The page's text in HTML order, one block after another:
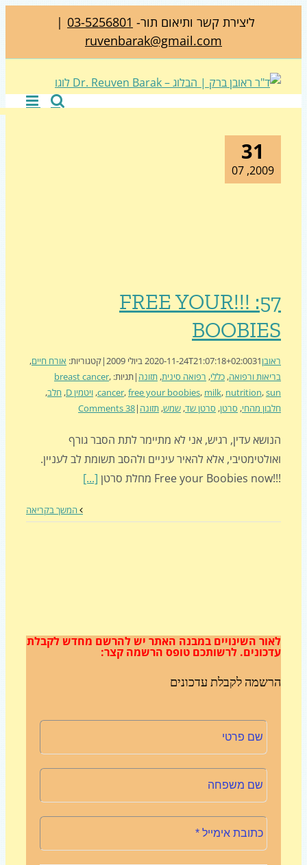
ליצירת קשר ותיאום תור-03-5256801
|
ruvenbarak@gmail.com
57: !!!FREE YOUR
2020-11-24T21:07:18+02:00
|קטגוריות:אורח חיים ,
ורפואה,כללי,רפואה סינית,תזונה|תגיות: breast cancer,
cancer,free your boobies,milk,nutrition
,ויטמין D ,חלב,
מהחי,סרטן,סרטן שד, שמש,תזונה|
38 Comments
עדין, רגיש, אני לא מתיימר לתת הסבר גורף
אלא להאיר עיניים ולהסב תשומת לב לעניין.
[...]
המשך בקריאה
השינויים במבנה האתריש להרשם מחדש לקבלת
לרשותכם טופס הרשמה קצר:
לקבלת עדכונים